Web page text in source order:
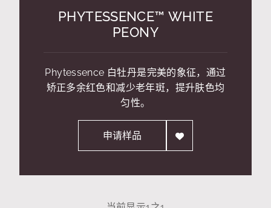
PHYTESSENCE™ WHITE
PEONY
Phytessence 白牡丹是完美的象征，通过
矫正多余红色和减少老年斑，提升肤色均
匀性。
申请样品